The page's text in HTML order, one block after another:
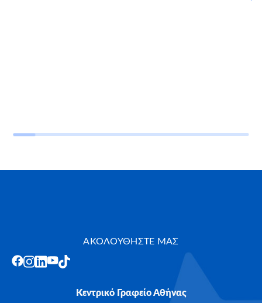
ΑΚΟΛΟΥΘΗΣΤΕ ΜΑΣ
Κεντρικό Γραφείο Αθήνας